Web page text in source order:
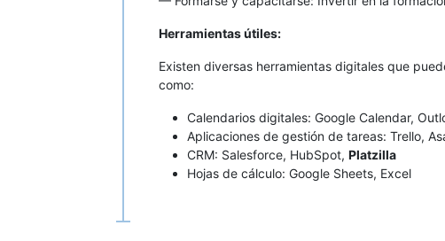
Herramientas útiles:
Existen diversas herramientas digitales que
como:
Calendarios digitales: Google Calendar,
Aplicaciones de gestión de tareas: Trello,
CRM: Salesforce, HubSpot, Platzilla
Hojas de cálculo: Google Sheets, Excel